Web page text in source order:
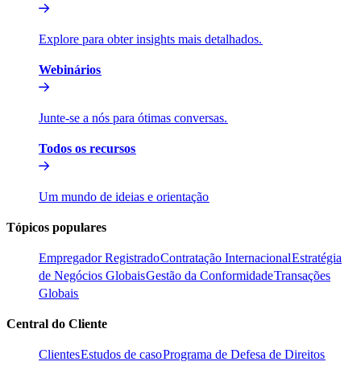
Explore para obter insights mais detalhados.​​
Webinários​​
Junte-se a nós para ótimas conversas.​​
Todos os recursos​​
Um mundo de ideias e orientação​​
Tópicos populares​​
Empregador Registrado​​Contratação Internacional​​Estratégia
de Negócios Globais​​Gestão da Conformidade​​Transações
Globais​​
Central do Cliente​​
Clientes​​Estudos de caso​​Programa de Defesa de Direitos​​